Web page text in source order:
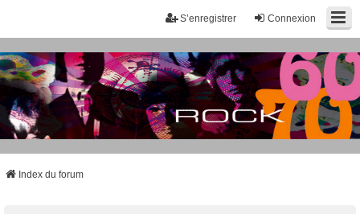
Connexion
S’enregistrer
Index du forum